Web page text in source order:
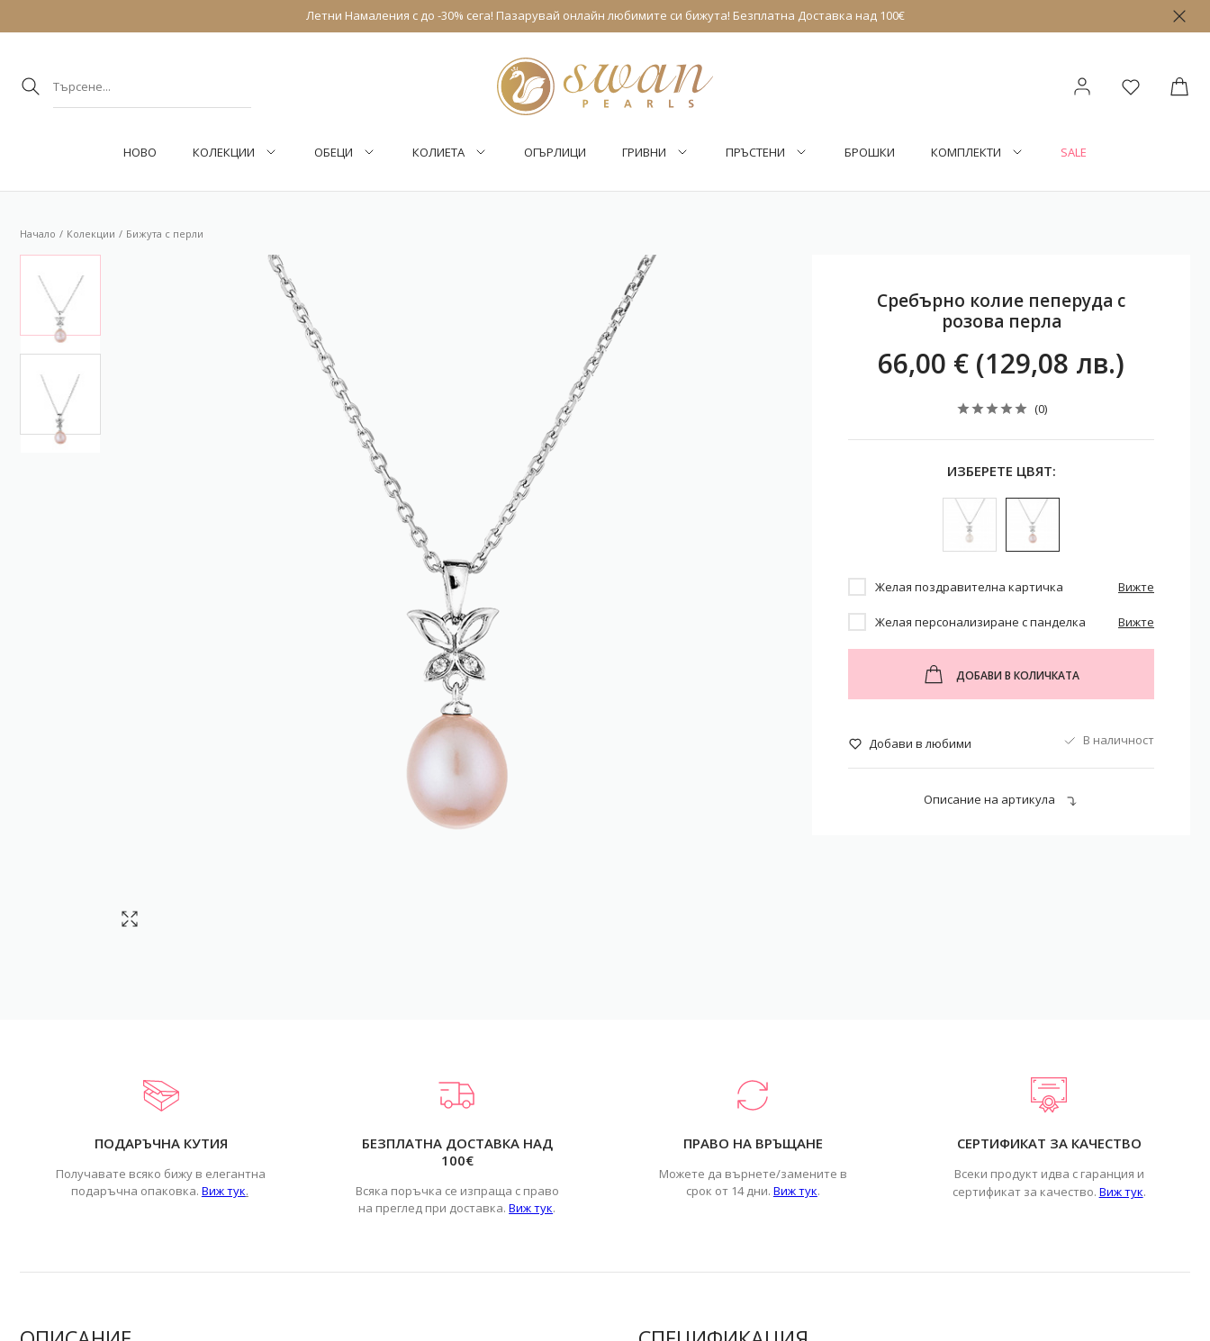
Летни Намаления с до -30% сега! Пазарувай онлайн любимите си бижута! Безплатна Доставка над 100€
НОВО КОЛЕКЦИИ ОБEЦИ КОЛИЕТА ОГЪРЛИЦИ ГРИВНИ ПРЪСТЕНИ БРОШКИ КОМПЛЕКТИ SALE
Начало Колекции Бижута с перли
Сребърно колие пеперуда с
розова перла
66,00 € (129,08 лв.)
(0)
ИЗБЕРЕТЕ ЦВЯТ:
Желая поздравителна картичка Вижте
Желая персонализиране с панделка Вижте
ДОБАВИ В КОЛИЧКАТА
Добави в любими В наличност
Описание на артикула
ПОДАРЪЧНА КУТИЯ
Получавате всяко бижу в елегантна
подаръчна опаковка. Виж тук.
БЕЗПЛАТНА ДОСТАВКА НАД
100€
Всяка поръчка се изпраща с право
на преглед при доставка.Виж тук.
ПРАВО НА ВРЪЩАНЕ
Можете да върнете/замените в
срок от 14 дни. Виж тук.
СЕРТИФИКАТ ЗА КАЧЕСТВО
Всеки продукт идва с гаранция и
сертификат за качество. Виж тук.